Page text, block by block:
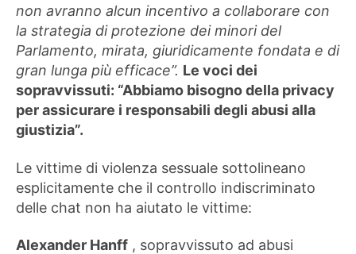
non avranno alcun incentivo a collaborare con
la strategia di protezione dei minori del
Parlamento, mirata, giuridicamente fondata e di
gran lunga più efficace”. Le voci dei
sopravvissuti: “Abbiamo bisogno della privacy
per assicurare i responsabili degli abusi alla
giustizia”.
Le vittime di violenza sessuale sottolineano
esplicitamente che il controllo indiscriminato
delle chat non ha aiutato le vittime:
Alexander Hanff , sopravvissuto ad abusi